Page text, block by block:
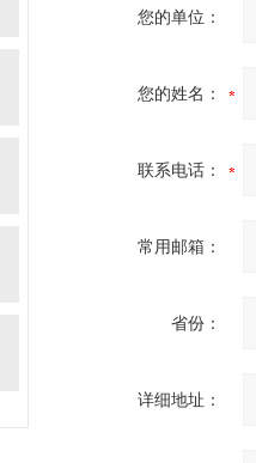
您的单位：
您的姓名：
联系电话：
常用邮箱：
省份：
详细地址：